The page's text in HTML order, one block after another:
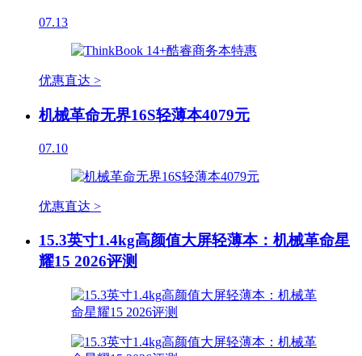
07.13
优惠直达 >
机械革命无界16S轻薄本4079元
07.10
优惠直达 >
15.3英寸1.4kg高颜值大屏轻薄本：机械革命星
耀15 2026评测